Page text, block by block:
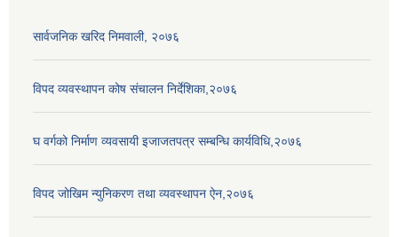
सार्वजनिक खरिद निमवाली, २०७६
विपद व्यवस्थापन कोष संचालन निर्देशिका,२०७६
घ वर्गको निर्माण व्यवसायी इजाजतपत्र सम्बन्धि कार्यविधि,२०७६
विपद जोखिम न्युनिकरण तथा व्यवस्थापन ऐन,२०७६